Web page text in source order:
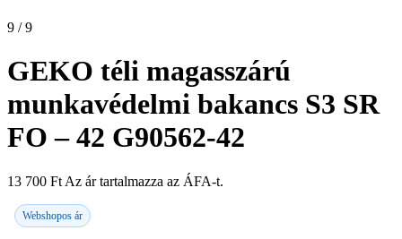
9 / 9
GEKO téli magasszárú
munkavédelmi bakancs S3 SR
FO – 42 G90562-42
13 700 Ft Az ár tartalmazza az ÁFA-t.
Webshopos ár